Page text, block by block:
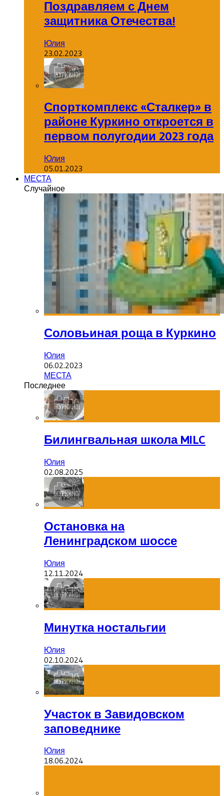
Поздравляем с Днем
защитника Отечества!
Юлия
23.02.2023
Спорткомплекс «Сталкер» в
районе Куркино откроется в
первом полугодии 2023 года
Юлия
05.01.2023
МЕСТА
Случайное
Соловьиная роща в Куркино
Юлия
06.02.2023
МЕСТА
Последнее
Билингвальная школа MILC
Юлия
02.08.2025
Остановка на
Ленинградском шоссе
Юлия
12.11.2024
Минутка ностальгии
Юлия
02.10.2024
Участок в Завидовском
заповеднике
Юлия
18.06.2024